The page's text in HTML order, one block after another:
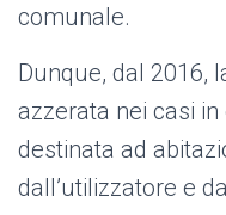
comunale.
Dunque, dal 2016,
azzerata nei casi
destinata ad
dall’utilizzatore e